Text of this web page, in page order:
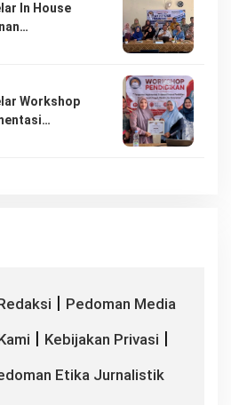
In House
Workshop
| Pedoman Media
| Kebijakan Privasi |
Etika Jurnalistik